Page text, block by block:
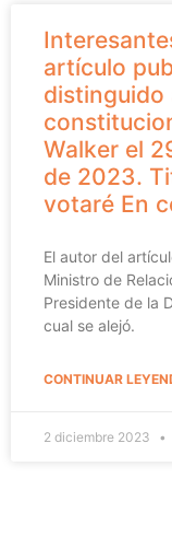
artículo
distinguido
Walker el
de 2023.
votaré En
El autor del
Ministro de
Presidente de la
cual se alejó.
CONTINUAR
2 diciembre 2023